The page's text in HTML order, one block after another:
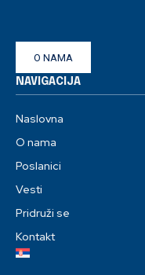
O NAMA
NAVIGACIJA
Naslovna
O nama
Poslanici
Vesti
Pridruži se
Kontakt